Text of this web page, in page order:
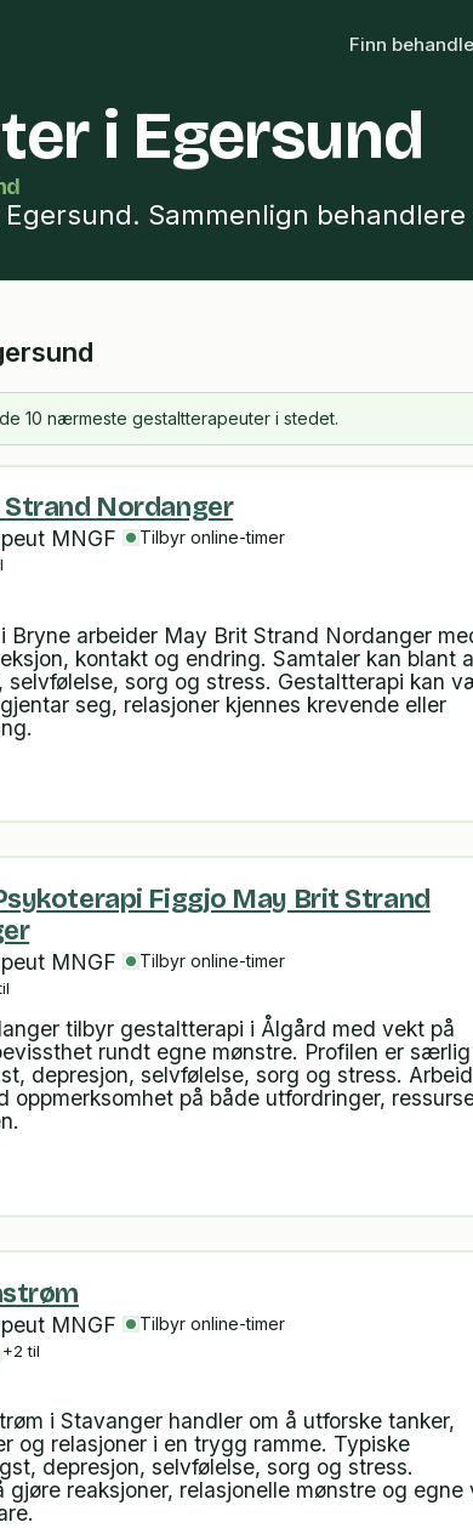
Finn
i Egersund
Sammenlign
10 nærmeste gestaltterapeuter i stedet.
Nordanger
MNGF Tilbyr online-timer
Bryne arbeider May Brit Strand Nordanger
kontakt og endring. Samtaler kan blant
selvfølelse, sorg og stress. Gestaltterapi kan
seg, relasjoner kjennes krevende eller
Figgjo May Brit Strand
MNGF Tilbyr online-timer
tilbyr gestaltterapi i Ålgård med vekt på
rundt egne mønstre. Profilen er særlig
depresjon, selvfølelse, sorg og stress.
oppmerksomhet på både utfordringer,
MNGF Tilbyr online-timer
+2 til
i Stavanger handler om å utforske tanker,
og relasjoner i en trygg ramme. Typiske
depresjon, selvfølelse, sorg og stress.
reaksjoner, relasjonelle mønstre og egne